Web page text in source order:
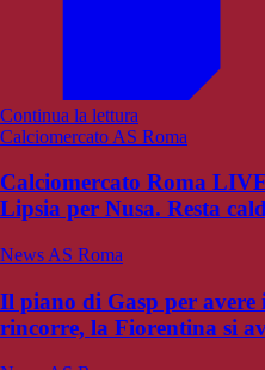
Continua la lettura
Calciomercato AS Roma
Calciomercato Roma
Lipsia per Nusa. Resta
News AS Roma
Il piano di Gasp per
rincorre, la Fiorentina si